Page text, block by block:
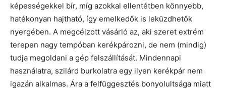
képességekkel bír, míg azokkal ellentétben könnyebb,
hatékonyan hajtható, így emelkedők is leküzdhetők
nyergében. A megcélzott vásárló az, aki szeret extrém
terepen nagy tempóban kerékpározni, de nem (mindig)
tudja megoldani a gép felszállítását. Mindennapi
használatra, szilárd burkolatra egy ilyen kerékpár nem
igazán alkalmas. Ára a felfüggesztés bonyolultsága miatt